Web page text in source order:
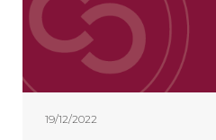
19/12/2022